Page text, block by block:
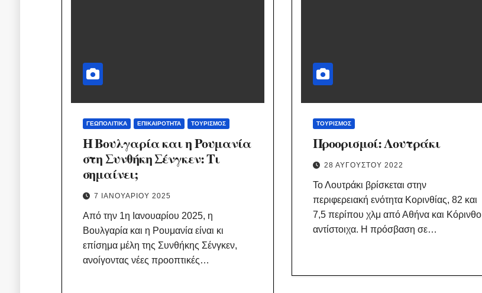
ΓΕΩΠΟΛΙΤΙΚΆ ΕΠΙΚΑΙΡΌΤΗΤΑ ΤΟΥΡΙΣΜΌΣ
Η Βουλγαρία και η Ρουμανία
στη Συνθήκη Σένγκεν: Τι
σημαίνει;
7 ΙΑΝΟΥΑΡΊΟΥ 2025
Από την 1η Ιανουαρίου 2025, η
Βουλγαρία και η Ρουμανία είναι κι
επίσημα μέλη της Συνθήκης Σένγκεν,
ανοίγοντας νέες προοπτικές…
ΤΟΥΡΙΣΜΌΣ
Προορισμοί: Λουτράκι
28 ΑΥΓΟΎΣΤΟΥ 2022
Το Λουτράκι βρίσκεται στην
περιφερειακή ενότητα Κορινθίας, 82 και
7,5 περίπου χλμ από Αθήνα και Κόρινθο
αντίστοιχα. Η πρόσβαση σε…